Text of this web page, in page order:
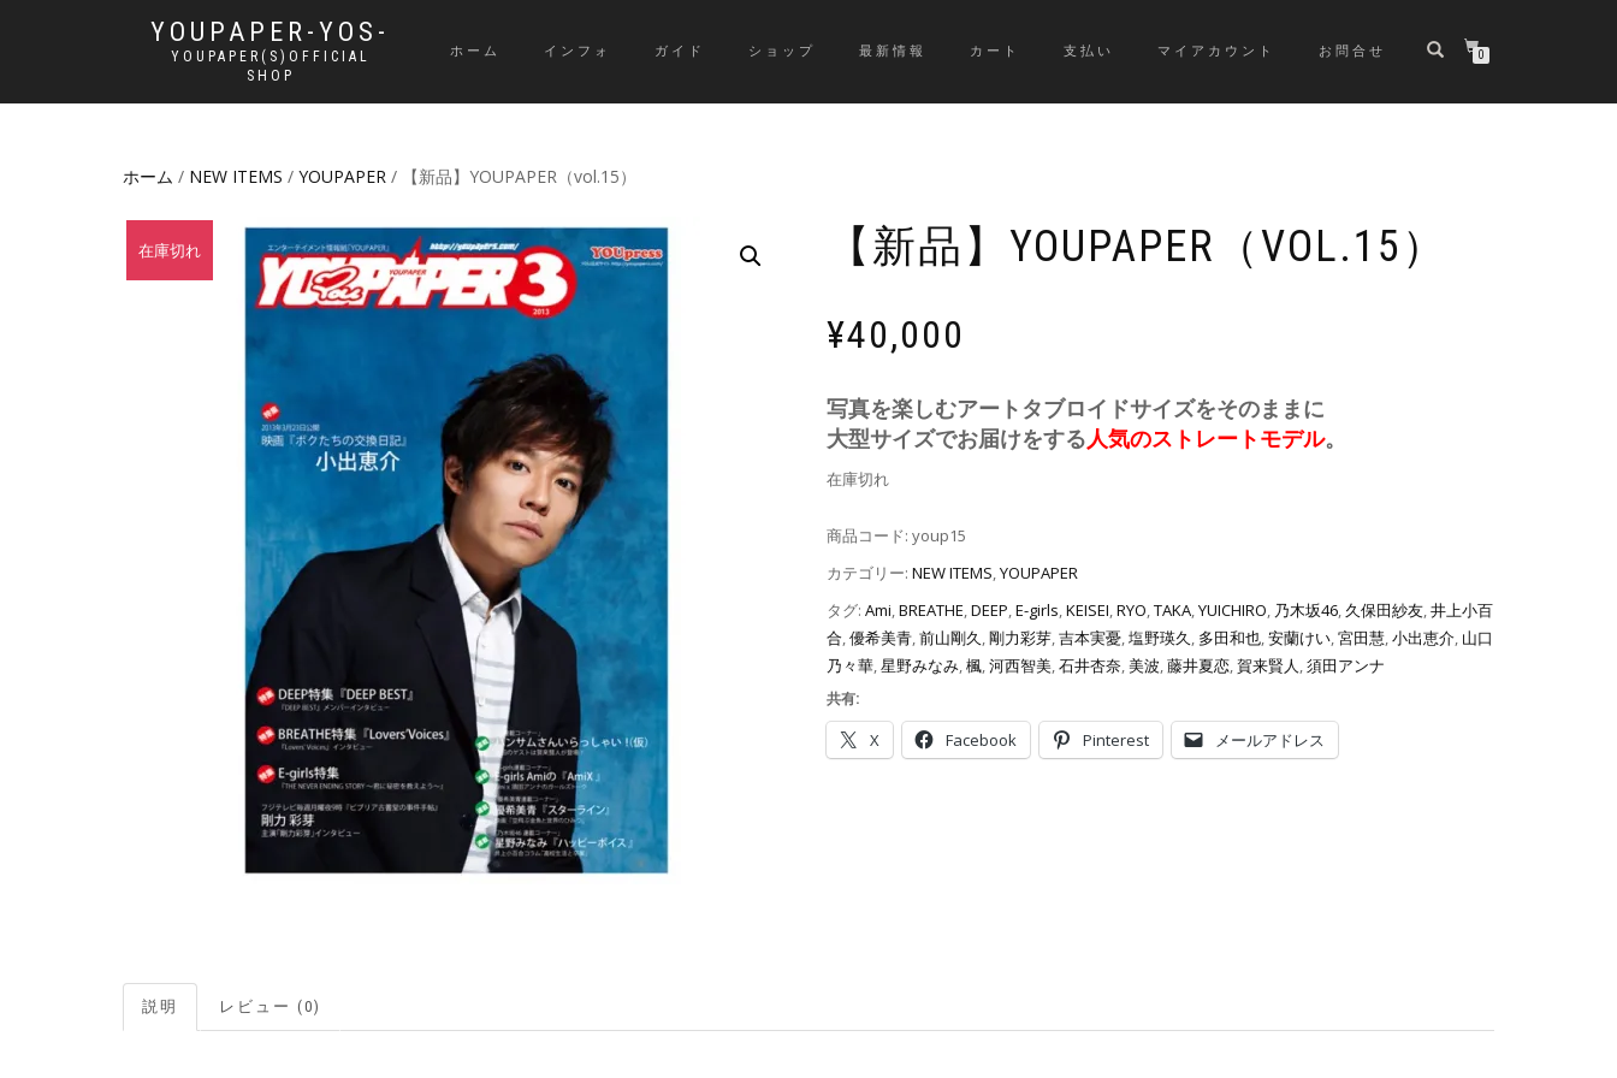
YOUPAPER-YOS-
YOUPAPER(S)OFFICIAL
SHOP
ホーム インフォ ガイド ショップ 最新情報 カート 支払い マイアカウント お問合せ 0
ホーム / NEW ITEMS / YOUPAPER / 【新品】YOUPAPER（vol.15）
在庫切れ 【新品】YOUPAPER（VOL.15）
¥40,000
写真を楽しむアートタブロイドサイズをそのままに
大型サイズでお届けをする人気のストレートモデル。
在庫切れ
商品コード: youp15
カテゴリー: NEW ITEMS,YOUPAPER
タグ: Ami,BREATHE,DEEP,E-girls,KEISEI,RYO,TAKA,YUICHIRO, 乃木坂46, 久保田紗友,井上小百
合,優希美青,前山剛久,剛力彩芽,吉本実憂,塩野瑛久, 多田和也,安蘭けい,宮田慧,小出恵介, 山口
乃々華,星野みなみ,楓,河西智美,石井杏奈,美波,藤井夏恋,賀来賢人,須田アンナ
共有:
X Facebook Pinterest メールアドレス
説明 レビュー (0)